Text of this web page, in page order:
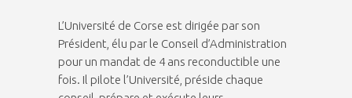
L’Université de Corse est dirigée par son
Président, élu par le Conseil d’Administration
pour un mandat de 4 ans reconductible une
fois. Il pilote l’Université, préside chaque